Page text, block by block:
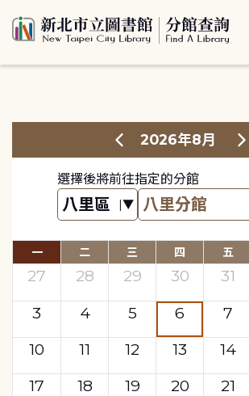
2026年8月
選擇後將前往指定的分館
一 二 三 四 五
27 28 29 30 31
3
4 5 6 7
10
11 12 13 14
17
18 19 20 21